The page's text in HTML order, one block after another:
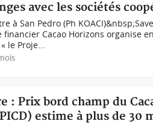
avec les sociétés
à San Pedro (Ph
financier Cacao Horizons organise
le Proje...
: Prix bord champ du
estime à plus de